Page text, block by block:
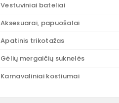
Vestuviniai bateliai
Aksesuarai, papuošalai
Apatinis trikotažas
Gėlių mergaičių suknelės
Karnavaliniai kostiumai